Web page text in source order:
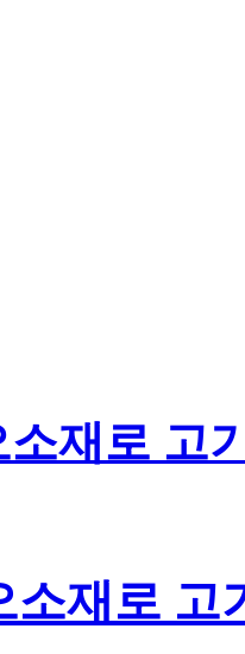
재로 고
소재로 고